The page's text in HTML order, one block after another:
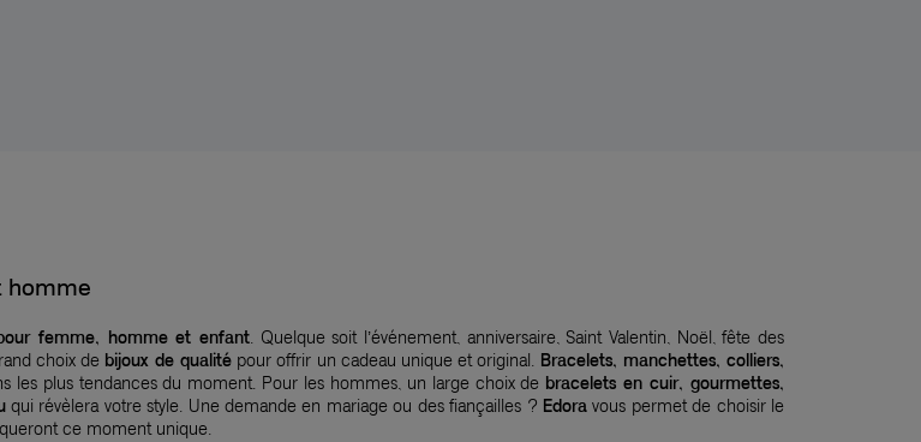
homme
femme, homme et enfant. Quelque soit l’événement, anniversaire, Saint Valentin, Noël, fête des
choix de bijoux de qualitépour offrir un cadeau unique et original. Bracelets, manchettes, colliers,
les plus tendances du moment. Pour les hommes, un large choix de bracelets en cuir, gourmettes,
qui révèlera votre style. Une demande en mariage ou des fiançailles ? Edoravous permet de choisir le
ce moment unique.